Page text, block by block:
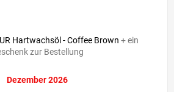
Hartwachsöl - Coffee Brown + ein
zur Bestellung
Dezember 2026